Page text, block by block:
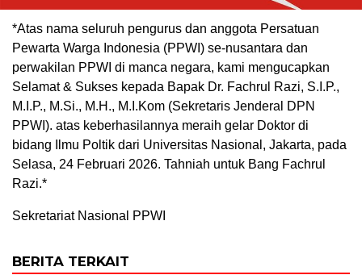
*Atas nama seluruh pengurus dan anggota Persatuan
Pewarta Warga Indonesia (PPWI) se-nusantara dan
perwakilan PPWI di manca negara, kami mengucapkan
Selamat & Sukses kepada Bapak Dr. Fachrul Razi, S.I.P.,
M.I.P., M.Si., M.H., M.I.Kom (Sekretaris Jenderal DPN
PPWI). atas keberhasilannya meraih gelar Doktor di
bidang Ilmu Poltik dari Universitas Nasional, Jakarta, pada
Selasa, 24 Februari 2026. Tahniah untuk Bang Fachrul
Razi.*
Sekretariat Nasional PPWI
BERITA TERKAIT